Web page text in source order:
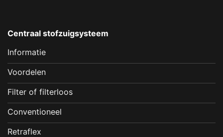
Centraal stofzuigsysteem
Informatie
Voordelen
Filter of filterloos
Conventioneel
Retraflex